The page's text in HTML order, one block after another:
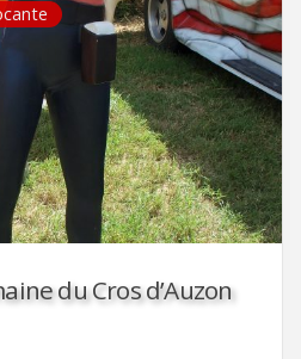
du Cros d’Auzon